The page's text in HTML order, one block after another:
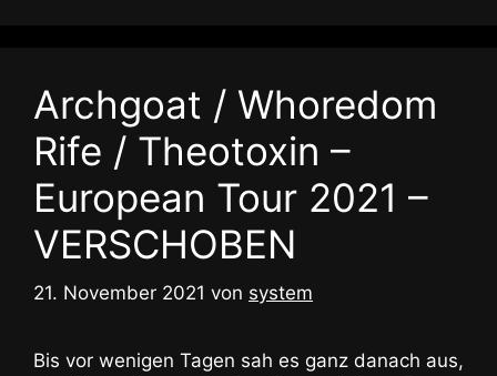
Archgoat / Whoredom
Rife / Theotoxin –
European Tour 2021 –
VERSCHOBEN
21. November 2021 von system
Bis vor wenigen Tagen sah es ganz danach aus,